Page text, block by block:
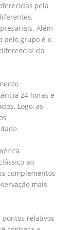
pela
Além
pelo grupo é o
do
24 horas e
Logo, as
ao
complementos
mais
pontos relativos